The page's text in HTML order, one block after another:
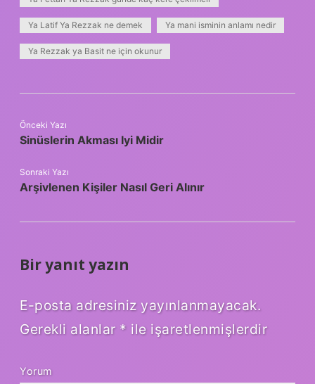
Ya Latif Ya Rezzak ne demek Ya mani isminin anlamı nedir
Ya Rezzak ya Basit ne için okunur
Önceki Yazı
Sinüslerin Akması Iyi Midir
Sonraki Yazı
Arşivlenen Kişiler Nasıl Geri Alınır
Bir yanıt yazın
E-posta adresiniz yayınlanmayacak.
Gerekli alanlar * ile işaretlenmişlerdir
Yorum